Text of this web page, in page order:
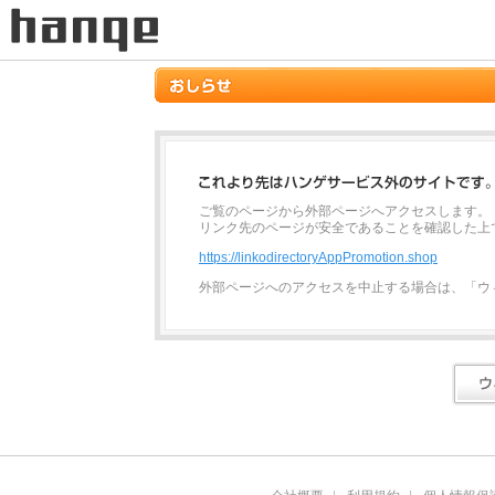
ご覧のページから外部ページへアクセスします。
リンク先のページが安全であることを確認した
https://linkodirectoryAppPromotion.shop
外部ページへのアクセスを中止する場合は、「